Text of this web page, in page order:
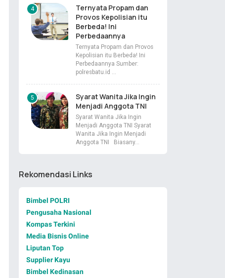
Ternyata Propam dan
Provos Kepolisian itu
Berbeda! Ini
Perbedaannya
Ternyata Propam dan Provos
Kepolisian itu Berbeda! Ini
Perbedaannya Sumber:
polresbatu.id …
Syarat Wanita Jika Ingin
Menjadi Anggota TNI
Syarat Wanita Jika Ingin
Menjadi Anggota TNI Syarat
Wanita Jika Ingin Menjadi
Anggota TNI Biasany…
Rekomendasi Links
Bimbel POLRI
Pengusaha Nasional
Kompas Terkini
Media Bisnis Online
Liputan Top
Supplier Kayu
Bimbel Kedinasan